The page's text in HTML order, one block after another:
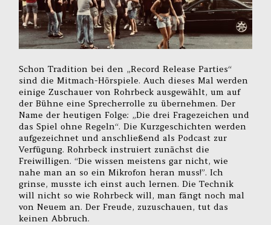
Schon Tradition bei den „Record Release Parties“
sind die Mitmach-Hörspiele. Auch dieses Mal werden
einige Zuschauer von Rohrbeck ausgewählt, um auf
der Bühne eine Sprecherrolle zu übernehmen. Der
Name der heutigen Folge: „Die drei Fragezeichen und
das Spiel ohne Regeln“. Die Kurzgeschichten werden
aufgezeichnet und anschließend als Podcast zur
Verfügung. Rohrbeck instruiert zunächst die
Freiwilligen. “Die wissen meistens gar nicht, wie
nahe man an so ein Mikrofon heran muss!”. Ich
grinse, musste ich einst auch lernen. Die Technik
will nicht so wie Rohrbeck will, man fängt noch mal
von Neuem an. Der Freude, zuzuschauen, tut das
keinen Abbruch.